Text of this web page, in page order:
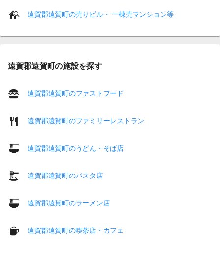
遠賀郡遠賀町の売りビル・ 一棟売マンション等
遠賀郡遠賀町の施設を探す
遠賀郡遠賀町のファストフード
遠賀郡遠賀町のファミリーレストラン
遠賀郡遠賀町のうどん・そば店
遠賀郡遠賀町のパスタ店
遠賀郡遠賀町のラーメン店
遠賀郡遠賀町の喫茶店・カフェ